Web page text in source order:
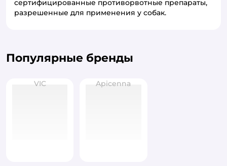
сертифицированные противорвотные препараты,
разрешенные для применения у собак.
Популярные бренды
VIC Apicenna